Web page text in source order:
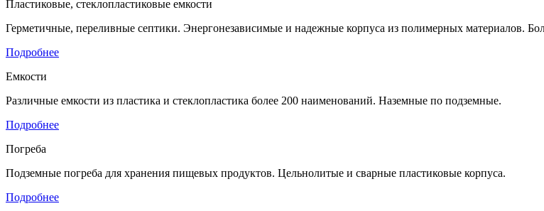
Пластиковые, стеклопластиковые емкости
Герметичные, переливные септики. Энергонезависимые и надежные корпуса из полимерных материалов.
Подробнее
Емкости
Различные емкости из пластика и стеклопластика более 200 наименований. Наземные по подземные.
Подробнее
Погреба
Подземные погреба для хранения пищевых продуктов. Цельнолитые и сварные пластиковые корпуса.
Подробнее